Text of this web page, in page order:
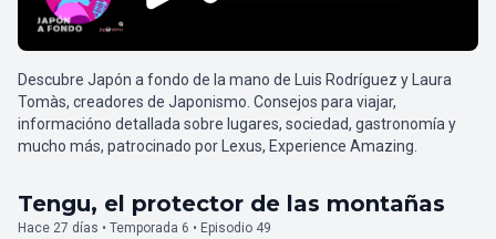
Descubre Japón a fondo de la mano de Luis Rodríguez y Laura
Tomàs, creadores de Japonismo. Consejos para viajar,
informacióno detallada sobre lugares, sociedad, gastronomía y
mucho más, patrocinado por Lexus, Experience Amazing.
Tengu, el protector de las montañas
Hace 27 días • Temporada 6 • Episodio 49